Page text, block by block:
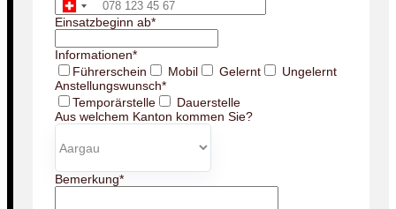
Einsatzbeginn ab*
Informationen*
Führerschein
Mobil Gelernt
Ungelernt
Anstellungswunsch*
Temporärstelle
Dauerstelle
Aus welchem Kanton kommen Sie?
Bemerkung*